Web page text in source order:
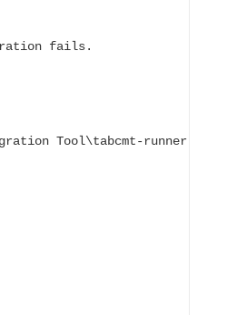
fails.
Tool\tabcmt-runner.exe'